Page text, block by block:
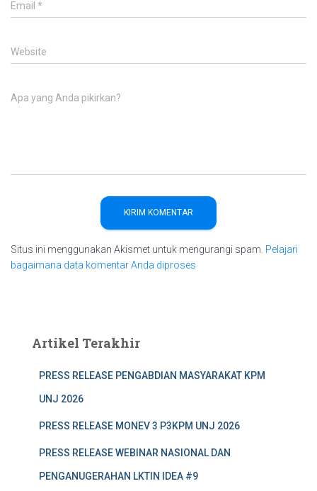
Email *
Website
Apa yang Anda pikirkan?
Situs ini menggunakan Akismet untuk mengurangi spam. Pelajari
bagaimana data komentar Anda diproses
Artikel Terakhir
PRESS RELEASE PENGABDIAN MASYARAKAT KPM
UNJ 2026
PRESS RELEASE MONEV 3 P3KPM UNJ 2026
PRESS RELEASE WEBINAR NASIONAL DAN
PENGANUGERAHAN LKTIN IDEA #9